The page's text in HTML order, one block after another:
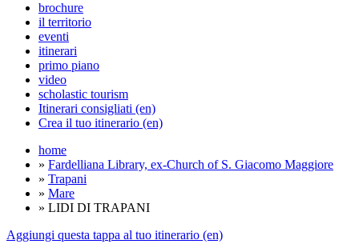
brochure
il territorio
eventi
itinerari
primo piano
video
scholastic tourism
Itinerari consigliati (en)
Crea il tuo itinerario (en)
home
» Fardelliana Library, ex-Church of S. Giacomo Maggiore
» Trapani
» Mare
» LIDI DI TRAPANI
Aggiungi questa tappa al tuo itinerario (en)